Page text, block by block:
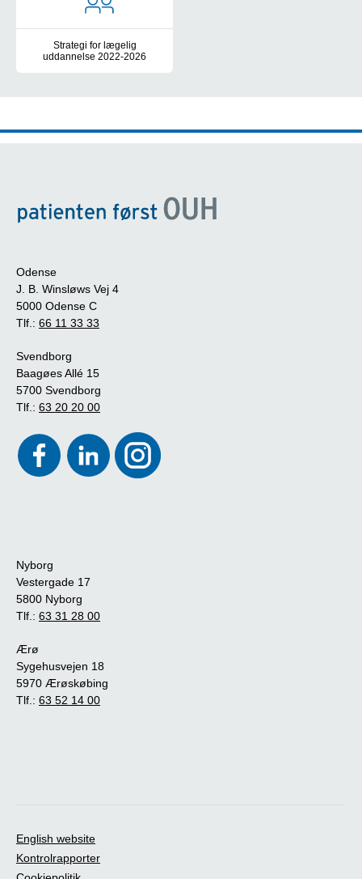
Strategi for lægelig
uddannelse 2022-2026
Odense
J. B. Winsløws Vej 4
5000 Odense C
Tlf.: 66 11 33 33
Svendborg
Baagøes Allé 15
5700 Svendborg
Tlf.: 63 20 20 00
Nyborg
Vestergade 17
5800 Nyborg
Tlf.: 63 31 28 00
Ærø
Sygehusvejen 18
5970 Ærøskøbing
Tlf.: 63 52 14 00
English website
Kontrolrapporter